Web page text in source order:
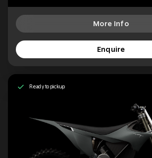
More Info
Enquire
Ready to pickup